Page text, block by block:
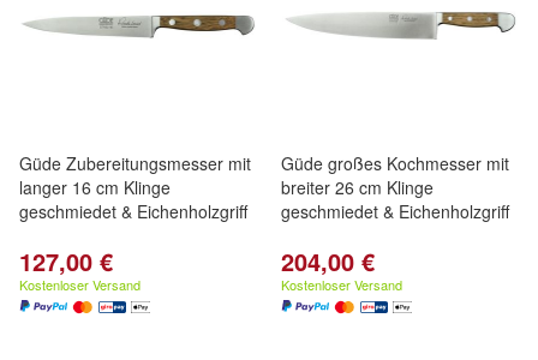
Güde Zubereitungsmesser mit
langer 16 cm Klinge
geschmiedet & Eichenholzgriff
127,00 €
Kostenloser Versand
Güde großes Kochmesser mit
breiter 26 cm Klinge
geschmiedet & Eichenholzgriff
204,00 €
Kostenloser Versand